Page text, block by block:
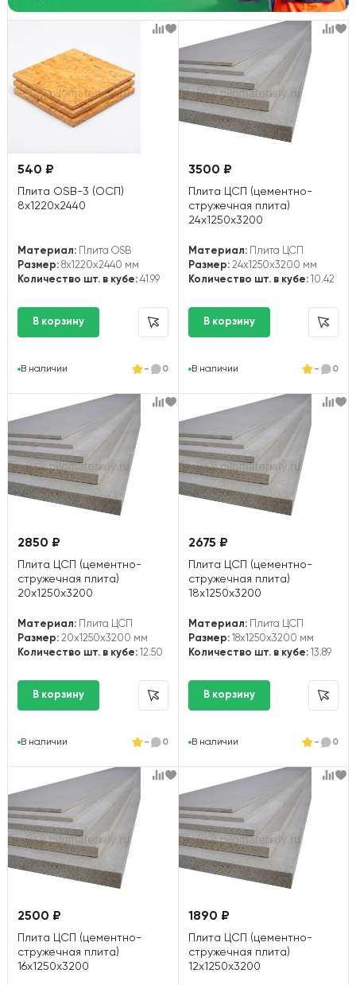
540 ₽
Плита OSB-3 (ОСП)
8х1220х2440
Материал: Плита OSB
Размер: 8x1220x2440 мм
Количество шт. в кубе: 41.99
В наличии - 0
3500 ₽
Плита ЦСП (цементно-
стружечная плита)
24х1250х3200
Материал:Плита ЦСП
Размер:24x1250x3200 мм
Количество шт. в кубе:10.42
В наличии - 0
2850 ₽
Плита ЦСП (цементно-
стружечная плита)
20х1250х3200
Материал: Плита ЦСП
Размер: 20x1250x3200 мм
Количество шт. в кубе: 12.50
В наличии - 0
2675 ₽
Плита ЦСП (цементно-
стружечная плита)
18х1250х3200
Материал:Плита ЦСП
Размер:18x1250x3200 мм
Количество шт. в кубе:13.89
В наличии - 0
2500 ₽
Плита ЦСП (цементно-
стружечная плита)
16х1250х3200
1890 ₽
Плита ЦСП (цементно-
стружечная плита)
12х1250х3200